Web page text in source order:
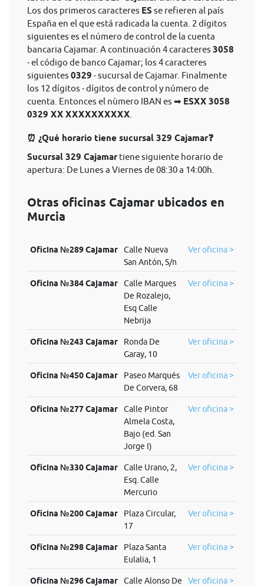
Los dos primeros caracteres ES se refieren al país
España en el que está radicada la cuenta. 2 dígitos
siguientes es el número de control de la cuenta
bancaria Cajamar. A continuación 4 caracteres 3058
- el código de banco Cajamar; los 4 caracteres
siguientes 0329 - sucursal de Cajamar. Finalmente
los 12 dígitos - dígitos de control y número de
cuenta. Entonces el nùmero IBAN es ➡ ESXX 3058
0329 XX XXXXXXXXXX
⏰ ¿Qué horario tiene sucursal 329 Cajamar❓
Sucursal 329 Cajamar tiene siguiente horario de
apertura: De Lunes a Viernes de 08:30 a 14:00h.
Otras oficinas Cajamar ubicados en
Murcia
Oficina №289 Cajamar
Calle Nueva
San Antón, S/n
Ver oficina >
Oficina №384 Cajamar
Calle Marques
De Rozalejo,
Esq Calle
Nebrija
Ver oficina >
Oficina №243 Cajamar
Ronda De
Garay, 10
Ver oficina >
Oficina №450 Cajamar
Paseo Marqués
De Corvera, 68
Ver oficina >
Oficina №277 Cajamar
Calle Pintor
Almela Costa,
Bajo (ed. San
Jorge I)
Ver oficina >
Oficina №330 Cajamar
Calle Urano, 2,
Esq. Calle
Mercurio
Ver oficina >
Oficina №200 Cajamar
Plaza Circular,
17
Ver oficina >
Oficina №298 Cajamar
Plaza Santa
Eulalia, 1
Ver oficina >
Oficina №296 Cajamar
Calle Alonso De
Ver oficina >